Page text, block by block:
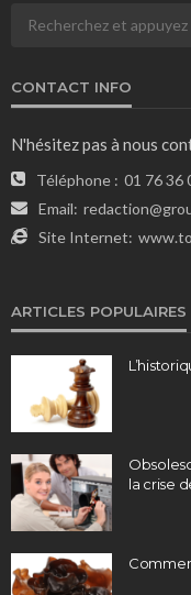
CONTACT INFO
N'hésitez pas à nous
Téléphone : 01 76 36
Email:
Site Internet:
ARTICLES POPULAIRES
la crise